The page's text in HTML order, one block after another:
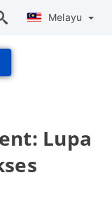
Melayu
Lupa